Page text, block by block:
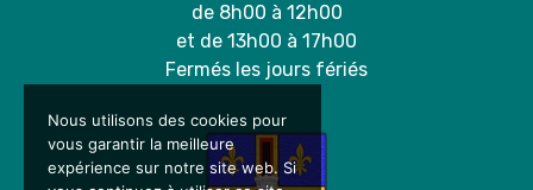
de 8h00 à 12h00
et de 13h00 à 17h00
Fermés les jours fériés
Nous utilisons des cookies pour
vous garantir la meilleure
expérience sur notre site web. Si